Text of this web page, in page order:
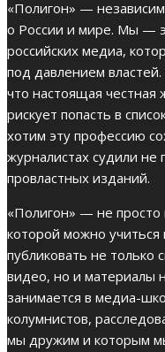
«Полигон» —
о России и мире. Мы —
российских медиа,
под давлением
что настоящая честная
рискует попасть в
хотим эту профессию
журналистах судили не
провластных изданий.
«Полигон» — не
которой можно
публиковать не только
видео, но и материалы
занимается в медиа-
колумнистов,
мы дружим и которым